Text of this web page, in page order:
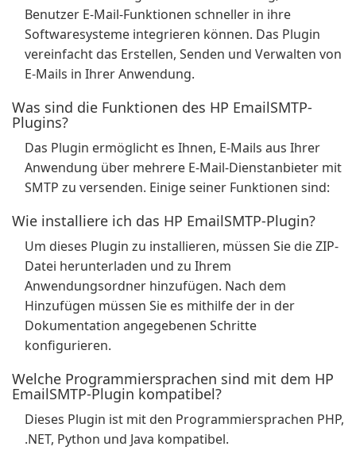
Benutzer E-Mail-Funktionen schneller in ihre
Softwaresysteme integrieren können. Das Plugin
vereinfacht das Erstellen, Senden und Verwalten von
E-Mails in Ihrer Anwendung.
Was sind die Funktionen des HP EmailSMTP-
Plugins?
Das Plugin ermöglicht es Ihnen, E-Mails aus Ihrer
Anwendung über mehrere E-Mail-Dienstanbieter mit
SMTP zu versenden. Einige seiner Funktionen sind:
Wie installiere ich das HP EmailSMTP-Plugin?
Um dieses Plugin zu installieren, müssen Sie die ZIP-
Datei herunterladen und zu Ihrem
Anwendungsordner hinzufügen. Nach dem
Hinzufügen müssen Sie es mithilfe der in der
Dokumentation angegebenen Schritte
konfigurieren.
Welche Programmiersprachen sind mit dem HP
EmailSMTP-Plugin kompatibel?
Dieses Plugin ist mit den Programmiersprachen PHP,
.NET, Python und Java kompatibel.